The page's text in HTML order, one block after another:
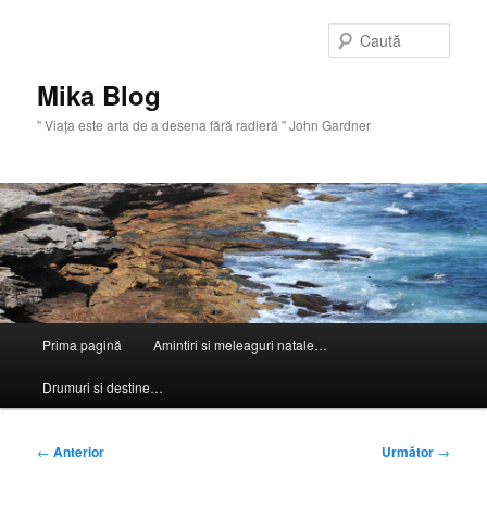
Mika Blog
" Viaţa este arta de a desena fără radieră " John Gardner
principal
Prima pagină Amintiri si meleaguri natale…
Drumuri si destine…
Navigare
← Anterior Următor →